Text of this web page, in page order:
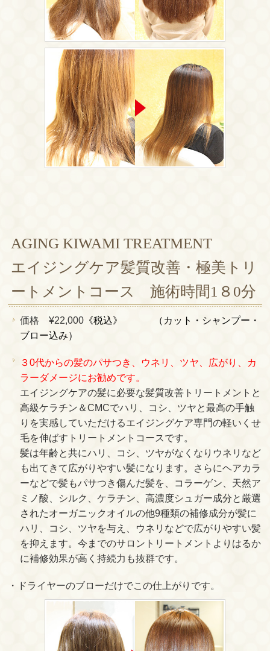
AGING KIWAMI TREATMENT
エイジングケア髪質改善・極美トリ
ートメントコース 施術時間1８0分
価格 ¥22,000 《税込》
（カット・シャンプー・
ブロー込み）
３0代からの髪のパサつき、ウネリ、ツヤ、広がり、カ
ラーダメージにお勧めです。
エイジングケアの髪に必要な髪質改善トリートメントと
高級ケラチン＆CMCでハリ、コシ、ツヤと最高の手触
りを実感していただけるエイジングケア専門の軽いくせ
毛を伸ばすトリートメントコースです。
髪は年齢と共にハリ、コシ、ツヤがなくなりウネリなど
も出てきて広がりやすい髪になります。さらにヘアカラ
ーなどで髪もパサつき傷んだ髪を、コラーゲン、天然ア
ミノ酸、シルク、ケラチン、高濃度シュガー成分と厳選
されたオーガニックオイルの他9種類の補修成分が髪に
ハリ、コシ、ツヤを与え、ウネリなどで広がりやすい髪
を抑えます。今までのサロントリートメントよりはるか
に補修効果が高く持続力も抜群です。
・ドライヤーのブローだけでこの仕上がりです。